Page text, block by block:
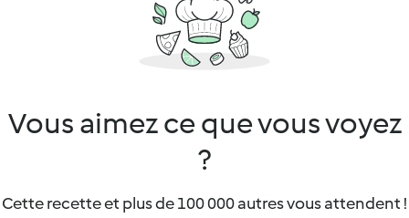
Vous aimez ce que vous voyez
?
Cette recette et plus de 100 000 autres vous attendent !